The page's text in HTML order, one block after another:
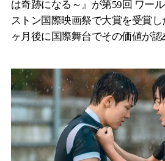
は奇跡になる～』が第59回 ワー
ストン国際映画祭で大賞を受賞
ヶ月後に国際舞台でその価値が認